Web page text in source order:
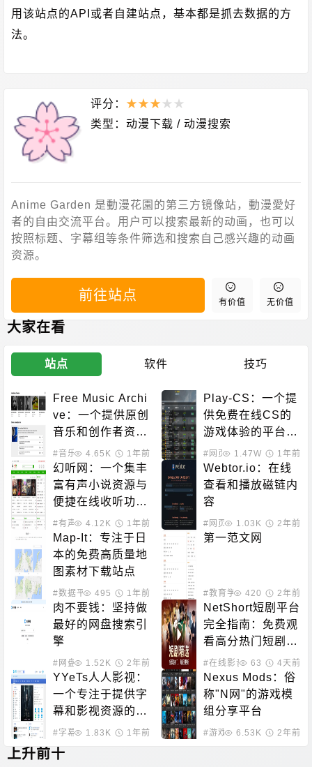
用该站点的API或者自建站点，基本都是抓去数据的方
法。
评分： ★★★ ★ ★
类型： 动漫下载 / 动漫搜索
Anime Garden 是動漫花園的第三方镜像站，動漫愛好
者的自由交流平台。用户可以搜索最新的动画，也可以
按照标题、字幕组等条件筛选和搜索自己感兴趣的动画
资源。
前往站点 有价值 无价值
大家在看
站点 软件 技巧
Free Music Archi
ve：一个提供原创
音乐和创作者资源
的平台
#音乐下载 #素材模板
4.65K 1年前
Play-CS：一个提
供免费在线CS的
游戏体验的平台，
无需下载即可畅玩
#网页游戏1.47W 1年前
幻听网：一个集丰
富有声小说资源与
便捷在线收听功能
于一体的平台
#有声小说4.12K 1年前
Webtor.io：在线
查看和播放磁链内
容
#网页播放器
1.03K 2年前
Map-It：专注于日
本的免费高质量地
图素材下载站点
#数据平台 495 1年前
第一范文网
#教育学习420 2年前
肉不要钱：坚持做
最好的网盘搜索引
擎
#网盘搜索1.52K 2年前
NetShort短剧平台
完全指南：免费观
看高分热门短剧的
最佳选择
#在线影音 63 4天前
YYeTs人人影视：
一个专注于提供字
幕和影视资源的平
台
#字幕下载 #影视下载
1.83K 1年前
Nexus Mods：俗
称"N网"的游戏模
组分享平台
#游戏下载6.53K 2年前
上升前十